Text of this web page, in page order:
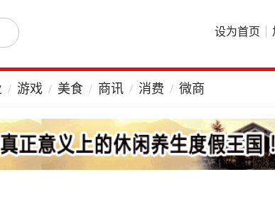
设为首页
游戏 美食 商讯 消费 微商